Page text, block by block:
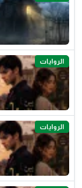
الروايات
الروايات